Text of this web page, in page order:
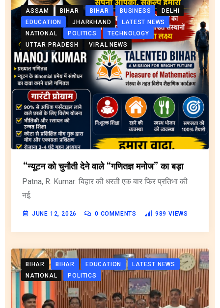
ASSAM BIHAR BIHAR BUSINESS
DELHI
EDUCATION
JHARKHAND
LATEST NEWS
NATIONAL
POLITICS
TECHNOLOGY
UTTAR PRADESH
VIRAL NEWS
“न्यूटन को चुनौती देने वाले “गणितज्ञ मनोज” का बड़ा
Patna, R. Kumar: बिहार की धरती एक बार फिर प्रतिभा की
नई.
JUNE 12, 2026 0 COMMENTS 989 VIEWS
BIHAR BIHAR EDUCATION
LATEST NEWS
NATIONAL
POLITICS